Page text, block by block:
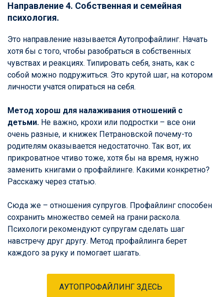
Направление 4. Собственная и семейная
психология.
Это направление называется Аутопрофайлинг. Начать
хотя бы с того, чтобы разобраться в собственных
чувствах и реакциях. Типировать себя, знать, как с
собой можно подружиться. Это крутой шаг, на котором
личности учатся опираться на себя.
Метод хорош для налаживания отношений с
детьми. Не важно, крохи или подростки – все они
очень разные, и книжек Петрановской почему-то
родителям оказывается недостаточно. Так вот, их
прикроватное чтиво тоже, хотя бы на время, нужно
заменить книгами о профайлинге. Какими конкретно?
Расскажу через статью.
Сюда же – отношения супругов. Профайлинг способен
сохранить множество семей на грани раскола.
Психологи рекомендуют супругам сделать шаг
навстречу друг другу. Метод профайлинга берет
каждого за руку и помогает шагать.
АУТОПРОФАЙЛИНГ ЗДЕСЬ